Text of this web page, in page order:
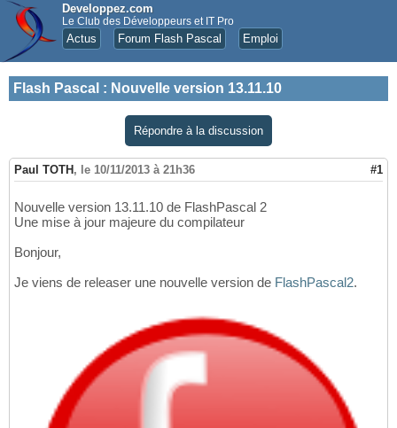
Developpez.com
Le Club des Développeurs et IT Pro
Actus Forum Flash Pascal Emploi
Flash Pascal : Nouvelle version 13.11.10
Répondre à la discussion
Paul TOTH , le 10/11/2013 à 21h36 #1
Nouvelle version 13.11.10 de FlashPascal 2
Une mise à jour majeure du compilateur
Bonjour,
Je viens de releaser une nouvelle version de FlashPascal2.